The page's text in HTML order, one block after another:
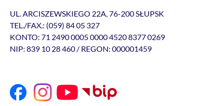
UL. ARCISZEWSKIEGO 22A, 76-200 SŁUPSK
TEL./FAX.: (059) 84 05 327
KONTO: 71 2490 0005 0000 4520 8377 0269
NIP: 839 10 28 460 / REGON: 000001459